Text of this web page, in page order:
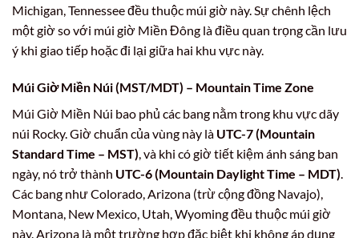
Michigan, Tennessee đều thuộc múi giờ này. Sự chênh lệch
một giờ so với múi giờ Miền Đông là điều quan trọng cần lưu
ý khi giao tiếp hoặc đi lại giữa hai khu vực này.
Múi Giờ Miền Núi (MST/MDT) – Mountain Time Zone
Múi Giờ Miền Núi bao phủ các bang nằm trong khu vực dãy
núi Rocky. Giờ chuẩn của vùng này là UTC-7 (Mountain
Standard Time – MST) , và khi có giờ tiết kiệm ánh sáng ban
ngày, nó trở thành UTC-6 (Mountain Daylight Time – MDT)
Các bang như Colorado, Arizona (trừ cộng đồng Navajo),
Montana, New Mexico, Utah, Wyoming đều thuộc múi giờ
này. Arizona là một trường hợp đặc biệt khi không áp dụng